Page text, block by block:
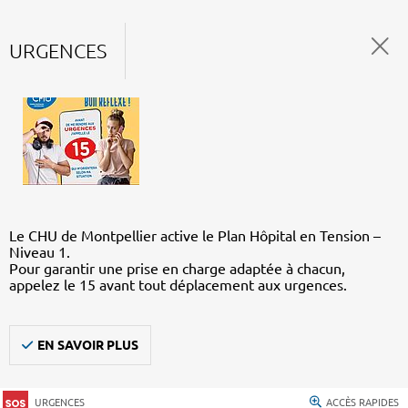
URGENCES
Le CHU de Montpellier active le Plan Hôpital en Tension –
Niveau 1.
Pour garantir une prise en charge adaptée à chacun,
appelez le 15 avant tout déplacement aux urgences.
EN SAVOIR PLUS
URGENCES ACCÈS RAPIDES